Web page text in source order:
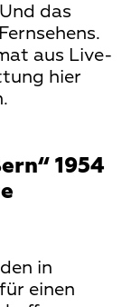
das
aus Live-
hier
1954
in
einen